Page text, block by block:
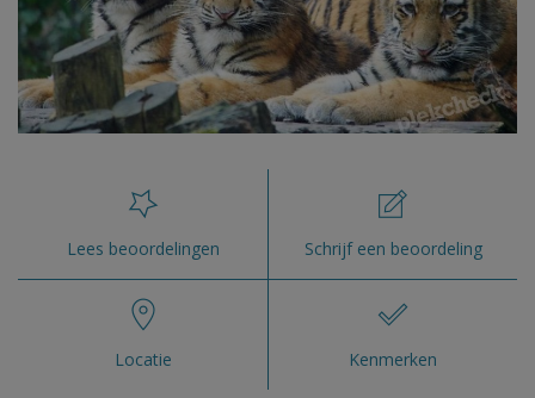
Lees beoordelingen Schrijf een beoordeling
Locatie Kenmerken